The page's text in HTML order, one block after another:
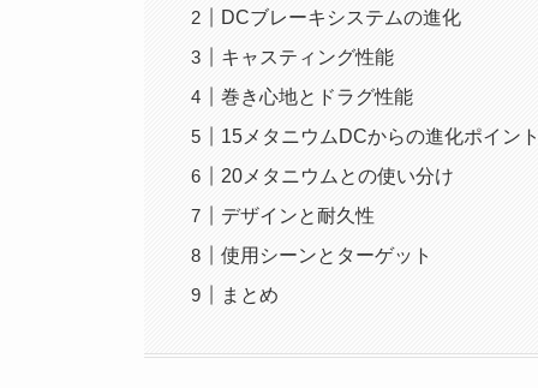
DCブレーキシステムの進化
キャスティング性能
巻き心地とドラグ性能
15メタニウムDCからの進化ポイン
20メタニウムとの使い分け
デザインと耐久性
使用シーンとターゲット
まとめ